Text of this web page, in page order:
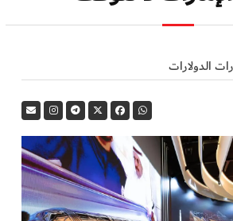
الدولارات